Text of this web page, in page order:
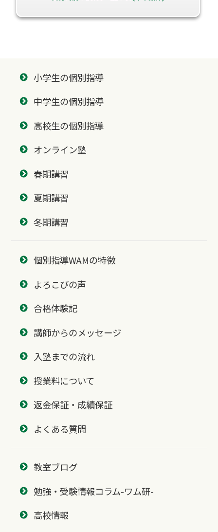
小学生の個別指導
中学生の個別指導
高校生の個別指導
オンライン塾
春期講習
夏期講習
冬期講習
個別指導WAMの特徴
よろこびの声
合格体験記
講師からのメッセージ
入塾までの流れ
授業料について
返金保証・成績保証
よくある質問
教室ブログ
勉強・受験情報コラム-ワム研-
高校情報